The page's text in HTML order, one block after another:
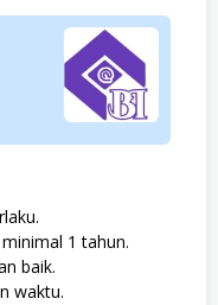
1 tahun.
baik.
waktu.